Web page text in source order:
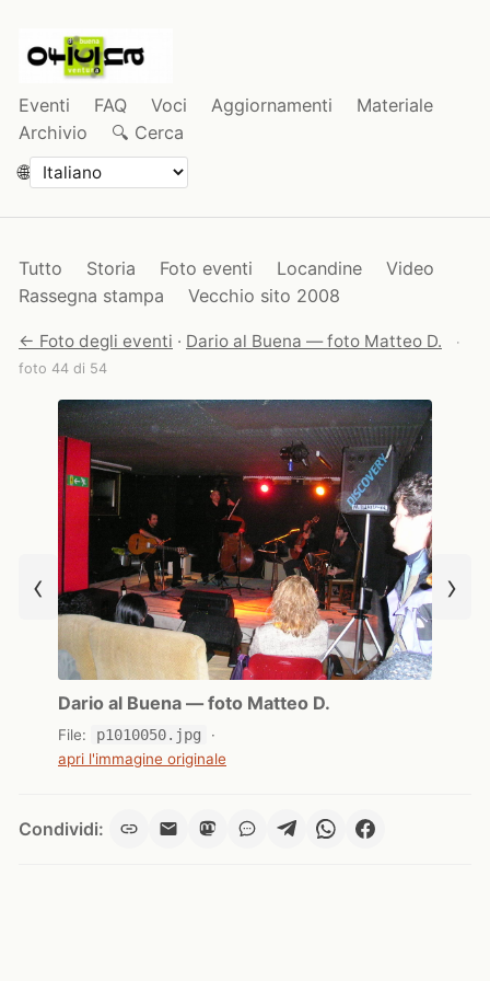
Eventi FAQ Voci Aggiornamenti
Materiale
Archivio
🔍 Cerca
🌐
Tutto Storia Foto eventi Locandine
Video
Rassegna stampa
Vecchio sito 2008
← Foto degli eventi · Dario al Buena — foto Matteo D.
·
foto 44 di 54
‹
Dario al Buena — foto Matteo D.
File: p1010050.jpg
·
apri l'immagine originale
›
Condividi: